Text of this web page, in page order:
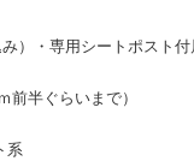
）・専用シートポスト付
半ぐらいまで）
系